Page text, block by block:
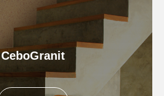
CeboGranit